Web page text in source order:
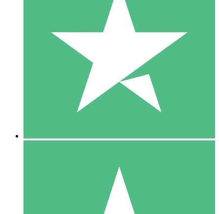
Individuelle Credit-Pakete
Zahlen Sie nach Bedarf mit Download-Credits. Keine
monatliche Verpflichtung erforderlich.
10 00
10 Downloads
20 00